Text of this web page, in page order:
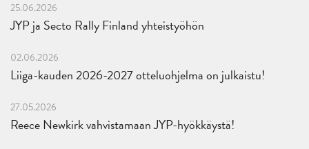
25.06.2026
JYP ja Secto Rally Finland yhteistyöhön
02.06.2026
Liiga-kauden 2026-2027 otteluohjelma on julkaistu!
27.05.2026
Reece Newkirk vahvistamaan JYP-hyökkäystä!